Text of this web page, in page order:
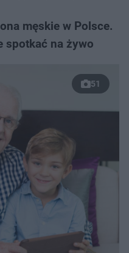
męskie w Polsce.
spotkać na żywo
51